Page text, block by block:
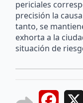
periciales
precisión la
tanto, se
exhorta a la
situación de